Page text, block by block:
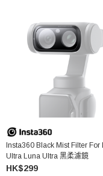
Insta360 Black Mist Filter For
Ultra Luna Ultra 黑柔濾鏡
HK$299